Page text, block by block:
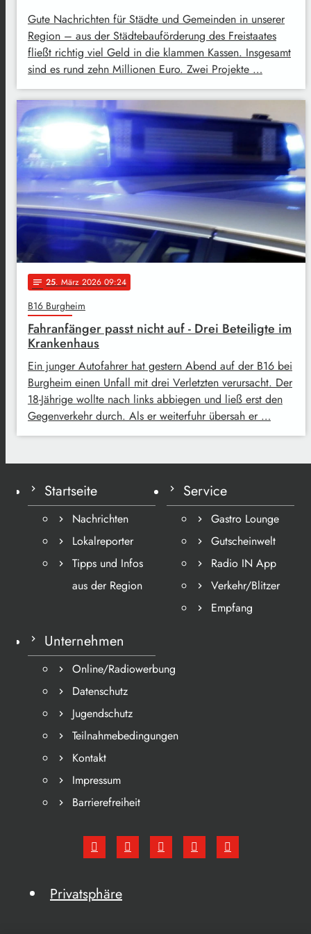
Gute Nachrichten für Städte und Gemeinden in unserer
Region – aus der Städtebauförderung des Freistaates
fließt richtig viel Geld in die klammen Kassen. Insgesamt
sind es rund zehn Millionen Euro. Zwei Projekte …
notes 25. März 2026 09:24
B16 Burgheim
Fahranfänger passt nicht auf - Drei Beteiligte im
Krankenhaus
Ein junger Autofahrer hat gestern Abend auf der B16 bei
Burgheim einen Unfall mit drei Verletzten verursacht. Der
18-Jährige wollte nach links abbiegen und ließ erst den
Gegenverkehr durch. Als er weiterfuhr übersah er …
Startseite
Nachrichten
Lokalreporter
Tipps und Infos
aus der Region
Service
Gastro Lounge
Gutscheinwelt
Radio IN App
Verkehr/Blitzer
Empfang
Unternehmen
Online/Radiowerbung
Datenschutz
Jugendschutz
Teilnahmebedingungen
Kontakt
Impressum
Barrierefreiheit
Privatsphäre